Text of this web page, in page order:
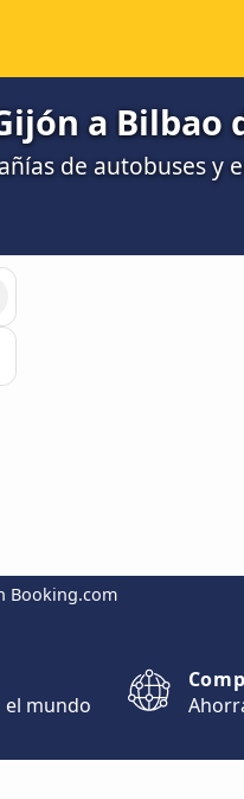
a Bilbao
de autobuses y
Booking.com
el mundo